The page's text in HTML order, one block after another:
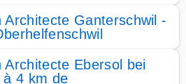
Architecte Ganterschwil -
Architecte Ebersol bei
à 4 km de